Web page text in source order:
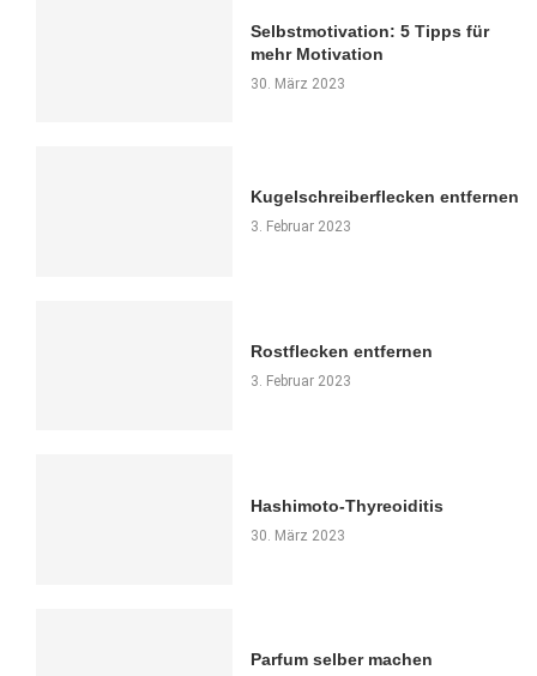
Selbstmotivation: 5 Tipps für
mehr Motivation
30. März 2023
Kugelschreiberflecken entfernen
3. Februar 2023
Rostflecken entfernen
3. Februar 2023
Hashimoto-Thyreoiditis
30. März 2023
Parfum selber machen